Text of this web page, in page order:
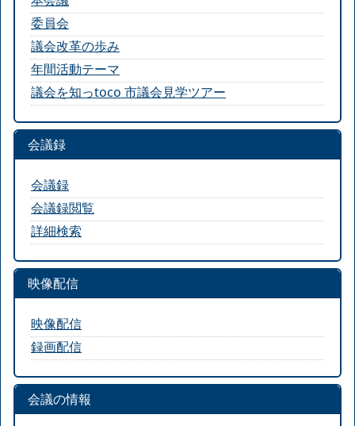
委員会
議会改革の歩み
年間活動テーマ
議会を知っtoco 市議会見学ツアー
会議録
会議録
会議録閲覧
詳細検索
映像配信
映像配信
録画配信
会議の情報